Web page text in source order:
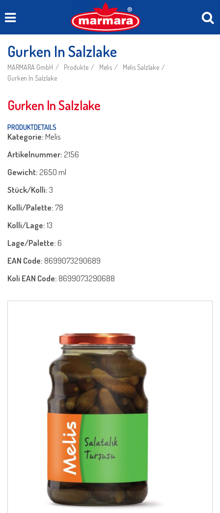
Gurken In Salzlake
MARMARA GmbH Produkte Melis
Melis Salzlake
Gurken In Salzlake
Gurken In Salzlake
PRODUKTDETAILS
Kategorie:Melis
Artikelnummer:2156
Gewicht:2650 ml
Stück/Kolli:3
Kolli/Palette:78
Kolli/Lage:13
Lage/Palette:6
EAN Code: 8699073290689
Koli EAN Code: 8699073290688